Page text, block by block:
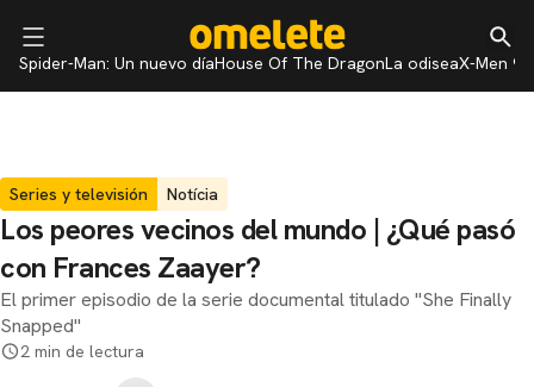
Spider-Man: Un nuevo díaHouse Of The DragonLa odiseaX-Men 97
Series y televisión Notícia
Los peores vecinos del mundo | ¿Qué pasó
con Frances Zaayer?
El primer episodio de la serie documental titulado "She Finally
Snapped"
2 min de lectura